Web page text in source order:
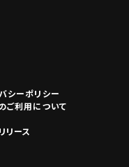
シーポリシー
ご利用について
リース